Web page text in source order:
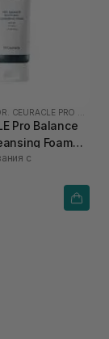
Pro Balance
Foam
с